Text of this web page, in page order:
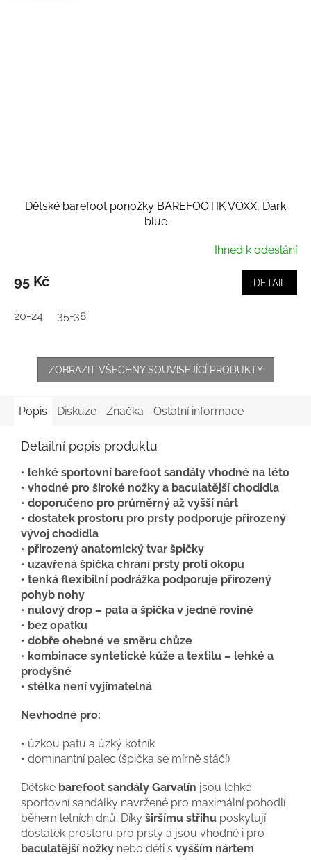
Dětské barefoot ponožky BAREFOOTIK VOXX, Dark
blue
Ihned k odeslání
95 Kč DETAIL
20-24 35-38
ZOBRAZIT VŠECHNY SOUVISEJÍCÍ PRODUKTY
Popis Diskuze Značka Ostatní informace
Detailní popis produktu
• lehké sportovní barefoot sandály vhodné na léto
• vhodné pro široké nožky a baculatější chodidla
• doporučeno pro průměrný až vyšší nárt
• dostatek prostoru pro prsty podporuje přirozený
vývoj chodidla
• přirozený anatomický tvar špičky
• uzavřená špička chrání prsty proti okopu
• tenká flexibilní podrážka podporuje přirozený
pohyb nohy
• nulový drop – pata a špička v jedné rovině
• bez opatku
• dobře ohebné ve směru chůze
• kombinace syntetické kůže a textilu – lehké a
prodyšné
• stélka není vyjímatelná
Nevhodné pro:
• úzkou patu a úzký kotník
• dominantní palec (špička se mírně stáčí)
Dětské barefoot sandály Garvalín jsou lehké
sportovní sandálky navržené pro maximální pohodlí
během letních dnů. Díky širšímu střihu poskytují
dostatek prostoru pro prsty a jsou vhodné i pro
baculatější nožky nebo děti s vyšším nártem.